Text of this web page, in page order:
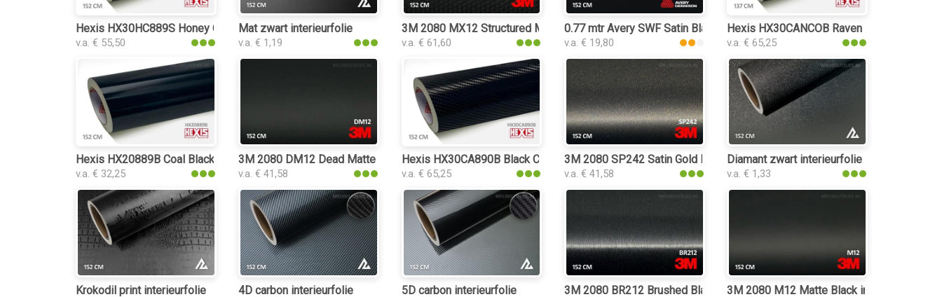
Hexis HX30HC889S Honey Comb Black interieurfolie
v.a. € 55,50
Mat zwart interieurfolie
v.a. € 1,19
3M 2080 MX12 Structured Matrix Black interieurfolie
v.a. € 61,60
0.77 mtr Avery SWF Satin Black
v.a. € 19,80
Hexis HX30CANCOB Raven Black Carbon
v.a. € 65,25
Hexis HX20889B Coal Black Gloss interieurfolie
v.a. € 32,25
3M 2080 DM12 Dead Matte Black interieurfolie
v.a. € 41,58
Hexis HX30CA890B Black Carbon Gloss interieurfolie
v.a. € 65,25
3M 2080 SP242 Satin Gold Dust Black interieurfolie
v.a. € 41,58
Diamant zwart interieurfolie
v.a. € 1,33
Krokodil print interieurfolie 4D carbon interieurfolie 5D carbon interieurfolie 3M 2080 BR212 Brushed Black Metallic interieurfolie
3M 2080 M12 Matte Black interieurfolie